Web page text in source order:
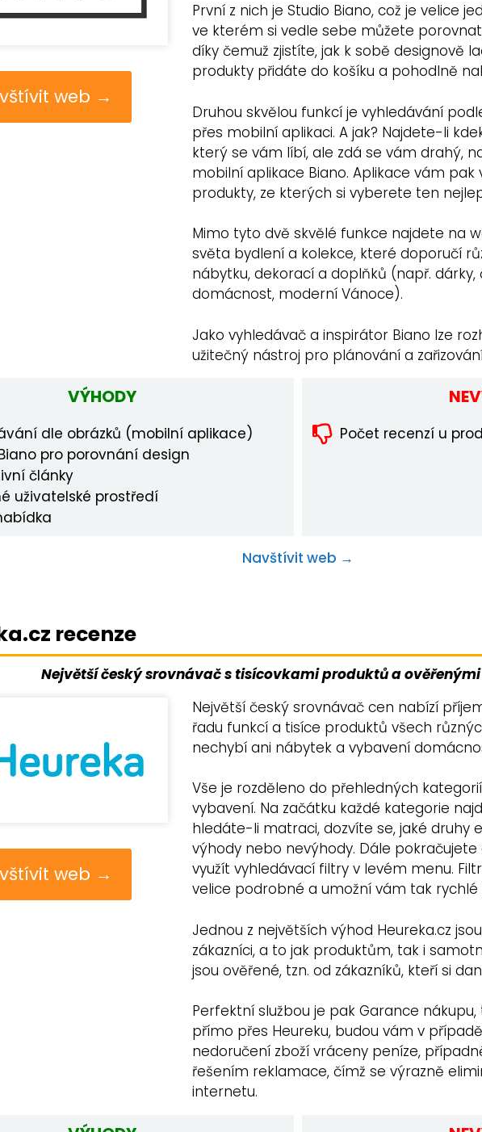
web →
První z nich je Studio Biano, což je velice
ve kterém si vedle sebe můžete
díky čemuž zjistíte, jak k sobě designově
produkty přidáte do košíku a pohodlně
Druhou skvělou funkcí je vyhledávání
přes mobilní aplikaci. A jak? Najdete-li
který se vám líbí, ale zdá se vám drahý,
mobilní aplikace Biano. Aplikace vám
produkty, ze kterých si vyberete ten
Mimo tyto dvě skvělé funkce najdete na
světa bydlení a kolekce, které doporučí
nábytku, dekorací a doplňků (např. dárky,
domácnost, moderní Vánoce).
Jako vyhledávač a inspirátor Biano lze
užitečný nástroj pro plánování a
VÝHODY
dle obrázků (mobilní aplikace)
pro porovnání design
články
uživatelské prostředí
Počet recenzí u
Navštívit web →
recenze
Největší český srovnávač s tisícovkami produktů a ověřenými
web →
Největší český srovnávač cen nabízí
řadu funkcí a tisíce produktů všech
nechybí ani nábytek a vybavení
Vše je rozděleno do přehledných
vybavení. Na začátku každé kategorie
hledáte-li matraci, dozvíte se, jaké druhy
výhody nebo nevýhody. Dále
využít vyhledávací filtry v levém menu.
velice podrobné a umožní vám tak
Jednou z největších výhod Heureka.cz
zákazníci, a to jak produktům, tak i
jsou ověřené, tzn. od zákazníků, kteří si
Perfektní službou je pak Garance
přímo přes Heureku, budou vám v
nedoručení zboží vráceny peníze,
řešením reklamace, čímž se výrazně
internetu.